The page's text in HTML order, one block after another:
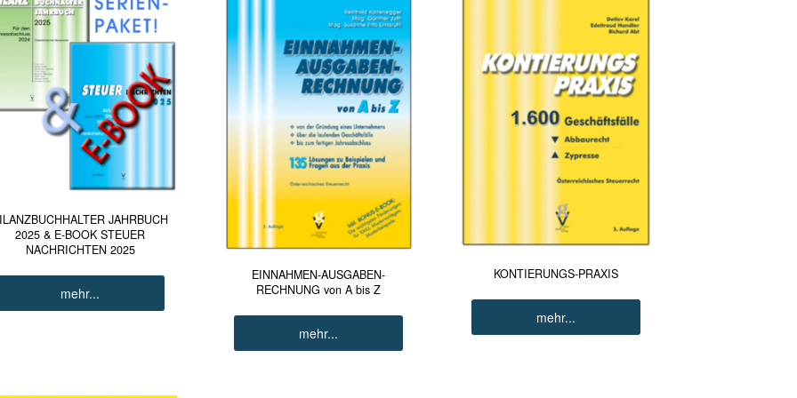
JAHRBUCH
2025 & E-BOOK STEUER
NACHRICHTEN 2025
mehr...
EINNAHMEN-AUSGABEN-
RECHNUNG von A bis Z
mehr...
KONTIERUNGS-PRAXIS
mehr...